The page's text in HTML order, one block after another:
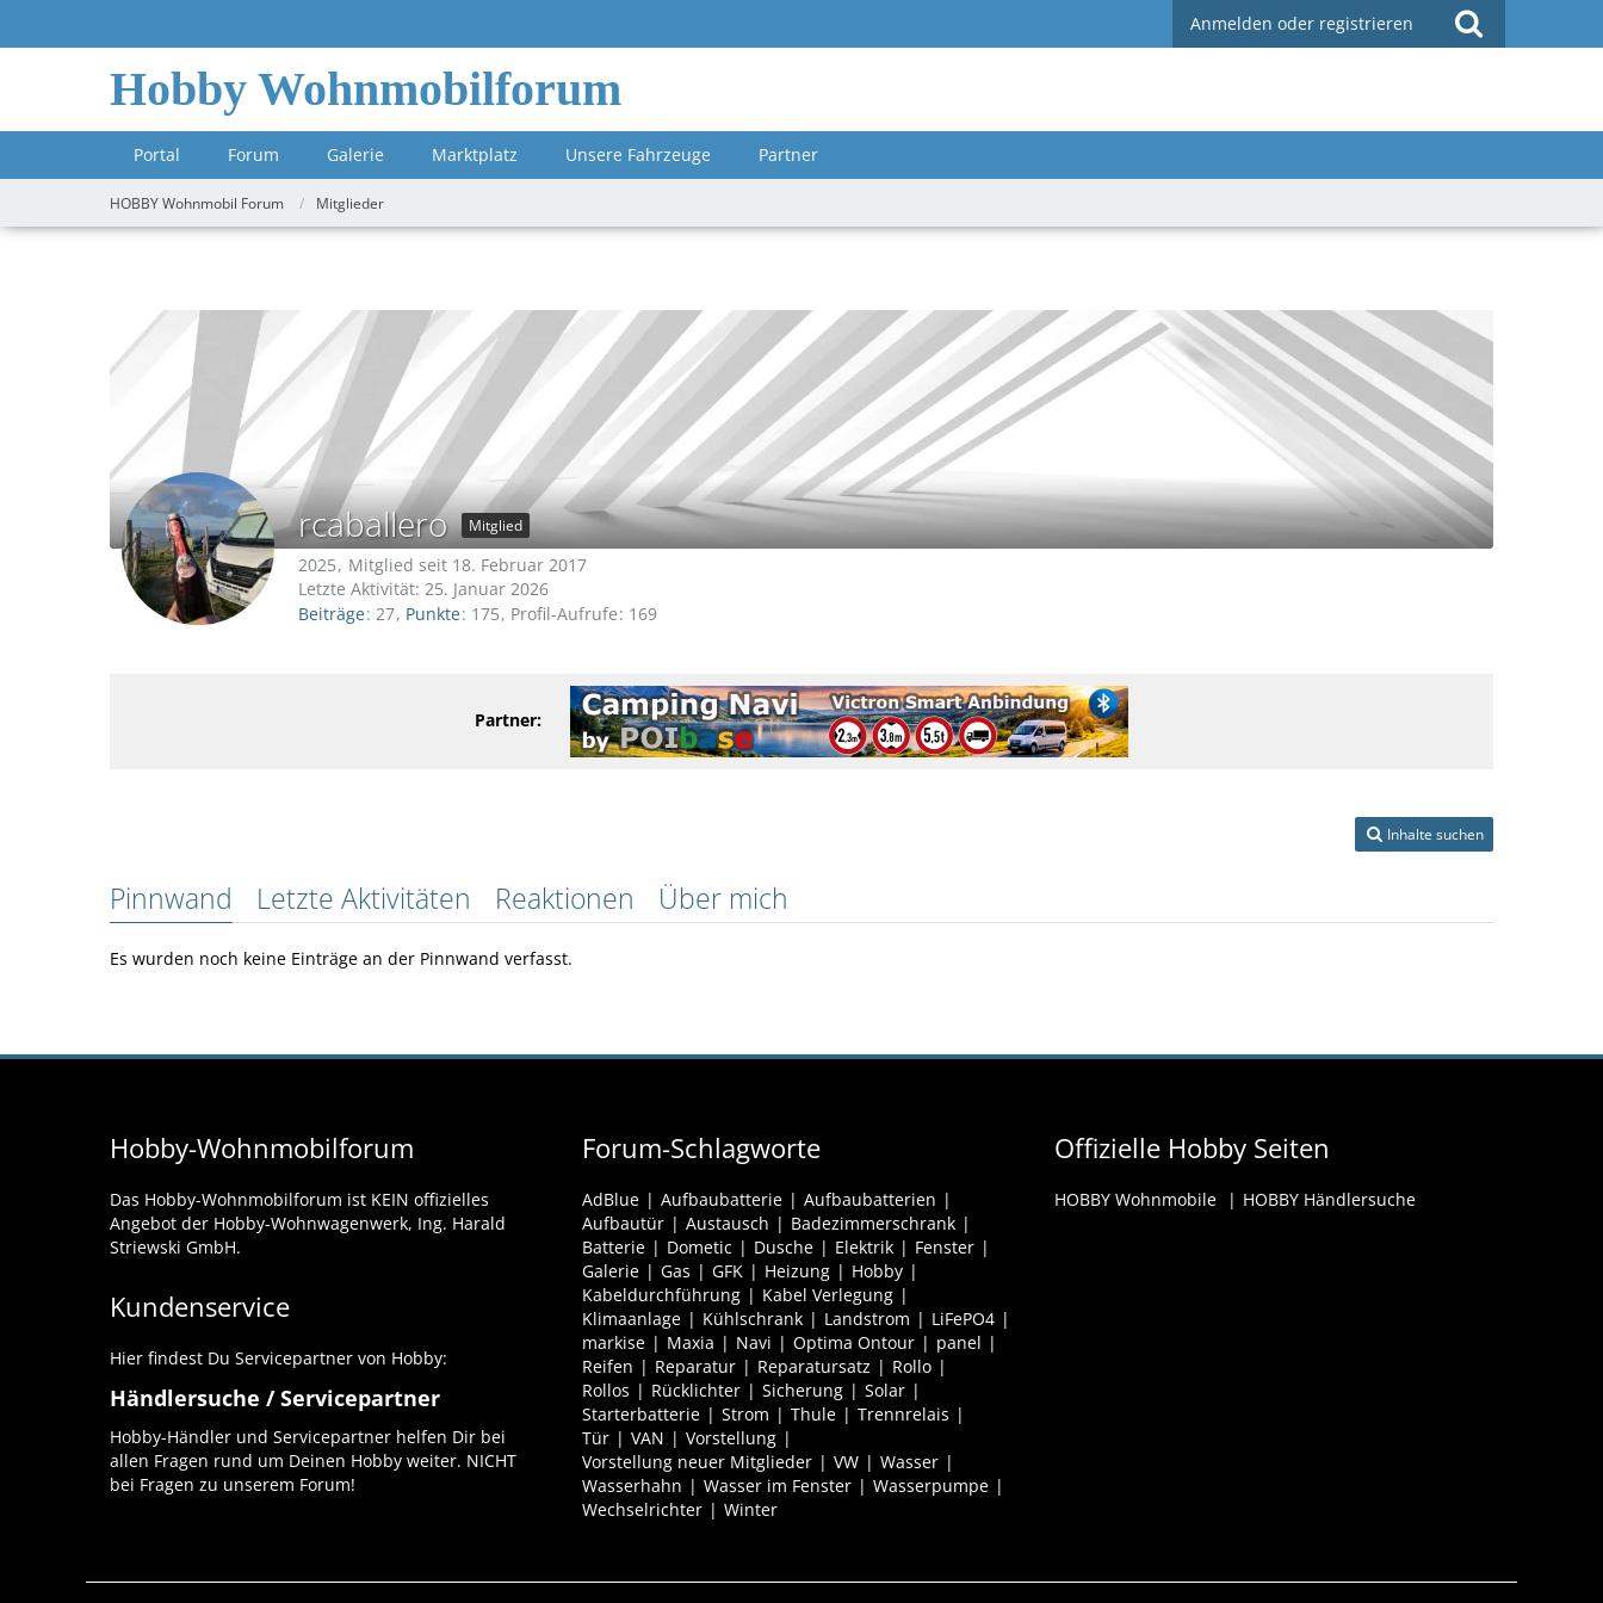
Anmelden oder registrieren
Hobby Wohnmobilforum
Portal Forum Galerie Marktplatz Unsere Fahrzeuge Partner
HOBBY Wohnmobil Forum Mitglieder
rcaballero Mitglied
2025
Mitglied seit 18. Februar 2017
Letzte Aktivität: 25. Januar 2026
Beiträge 27 Punkte 175 Profil-Aufrufe 169
Partner:
Inhalte suchen
Pinnwand Letzte Aktivitäten Reaktionen Über mich
Es wurden noch keine Einträge an der Pinnwand verfasst.
Hobby-Wohnmobilforum
Das Hobby-Wohnmobilforum ist KEIN offizielles
Angebot der Hobby-Wohnwagenwerk, Ing. Harald
Striewski GmbH.
Kundenservice
Hier findest Du Servicepartner von Hobby:
Händlersuche / Servicepartner
Hobby-Händler und Servicepartner helfen Dir bei
allen Fragen rund um Deinen Hobby weiter. NICHT
bei Fragen zu unserem Forum!
Forum-Schlagworte
AdBlue Aufbaubatterie
Aufbaubatterien
Aufbautür
Austausch
Badezimmerschrank
Batterie
Dometic Dusche Elektrik
Fenster
Galerie
Gas GFK Heizung
Hobby
Kabeldurchführung
Kabel Verlegung
Klimaanlage
Kühlschrank Landstrom
LiFePO4
markise
Maxia Navi Optima Ontour
panel
Reifen
Reparatur Reparatursatz
Rollo
Rollos
Rücklichter Sicherung
Solar
Starterbatterie
Strom Thule
Trennrelais
Tür
VAN
Vorstellung
Vorstellung neuer Mitglieder
VW
Wasser
Wasserhahn
Wasser im Fenster
Wasserpumpe
Wechselrichter
Winter
Offizielle Hobby Seiten
HOBBY Wohnmobile HOBBY Händlersuche